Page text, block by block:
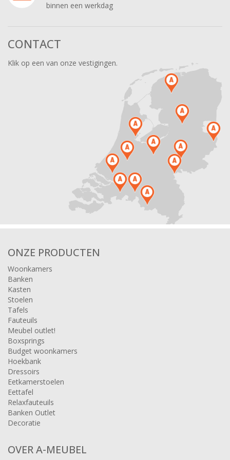
binnen een werkdag
CONTACT
Klik op een van onze vestigingen.
ONZE PRODUCTEN
Woonkamers
Banken
Kasten
Stoelen
Tafels
Fauteuils
Meubel outlet!
Boxsprings
Budget woonkamers
Hoekbank
Dressoirs
Eetkamerstoelen
Eettafel
Relaxfauteuils
Banken Outlet
Decoratie
OVER A-MEUBEL